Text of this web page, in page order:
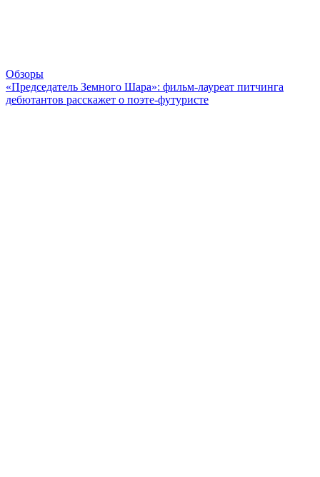
Обзоры
«Председатель Земного Шара»: фильм-лауреат питчинга
дебютантов расскажет о поэте-футуристе